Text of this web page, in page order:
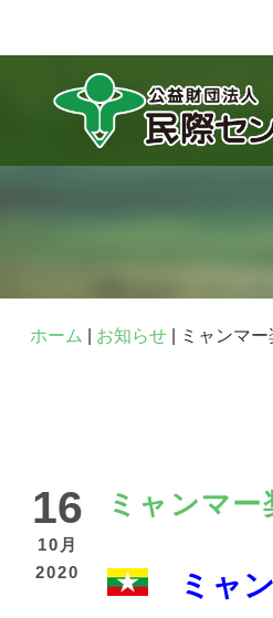
ホーム お知らせ ミャンマ
16
10月
2020
ミャンマ
ミャ